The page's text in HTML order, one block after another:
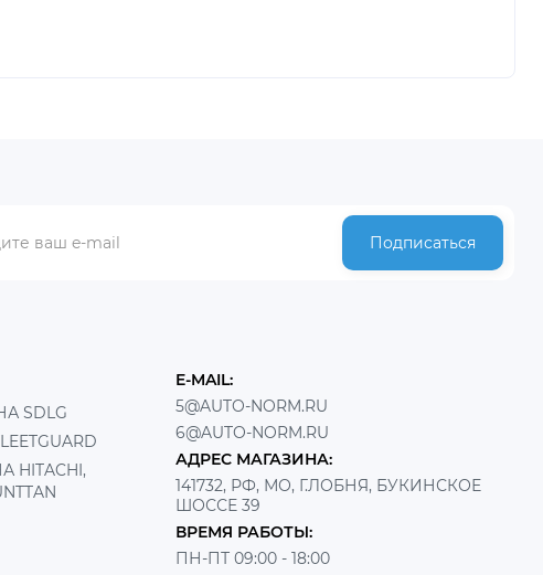
Подписаться
SDLG
E-MAIL:
5@AUTO-NORM.RU
6@AUTO-NORM.RU
АДРЕС МАГАЗИНА:
141732, РФ, МО, Г.ЛОБНЯ, БУКИНСКОЕ
ШОССЕ 39
ВРЕМЯ РАБОТЫ:
ПН-ПТ 09:00 - 18:00